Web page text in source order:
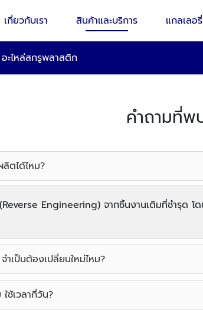
เกี่ยวกับเรา สินค้าและบริการ แกลเลอรี่
อะไหล่สกรูพลาสติก
คำถามที่พ
ตได้ไหม?
Engineering) จากชิ้นงานเดิมที่ชำรุด
ำเป็นต้องเปลี่ยนใหม่ไหม?
ใช้เวลากี่วัน?